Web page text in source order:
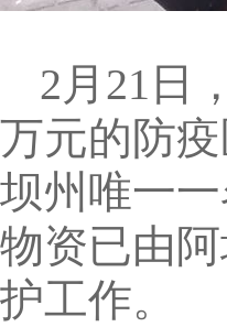
2月21日
万元的防
坝州唯一
物资已由
护工作。